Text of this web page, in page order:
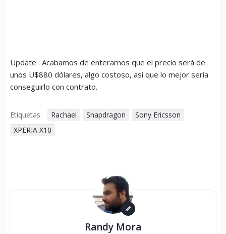
Update : Acabamos de enterarnos que el precio será de
unos U$880 dólares, algo costoso, así que lo mejor sería
conseguirlo con contrato.
Etiquetas: Rachael Snapdragon
Sony Ericsson
XPERIA X10
Randy Mora